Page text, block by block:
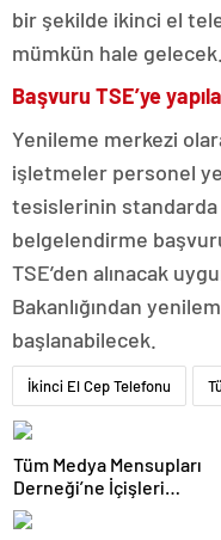
bir şekilde ikinci el
mümkün hale gelecek.
Başvuru TSE’ye
Yenileme merkezi
işletmeler personel
tesislerinin standarda
belgelendirme
TSE’den alınacak
Bakanlığından
başlanabilecek.
İkinci El Cep Telefonu
Tüm Medya Mensupları
Derneği’ne İçişleri
Bakanlığından Proje